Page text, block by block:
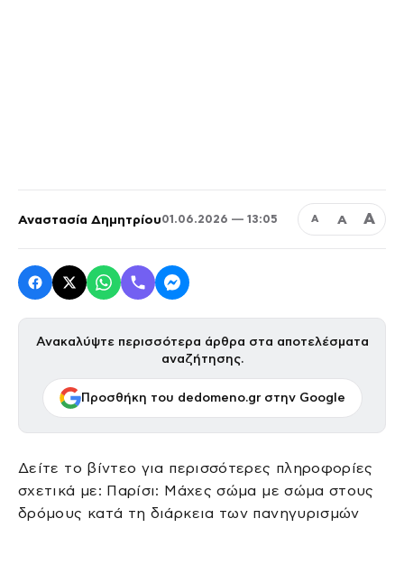
Αναστασία Δημητρίου01.06.2026 — 13:05 Α Α Α
Ανακαλύψτε περισσότερα άρθρα στα αποτελέσματα
αναζήτησης.
Προσθήκη του dedomeno.gr στην Google
Δείτε το βίντεο για περισσότερες πληροφορίες
σχετικά με: Παρίσι: Μάχες σώμα με σώμα στους
δρόμους κατά τη διάρκεια των πανηγυρισμών